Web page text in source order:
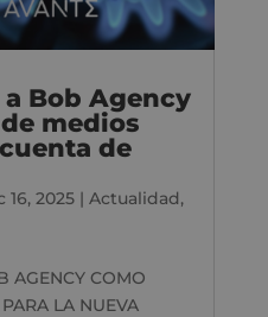
a Bob Agency
medios
de
16, 2025| Actualidad,
AGENCY COMO
LA NUEVA